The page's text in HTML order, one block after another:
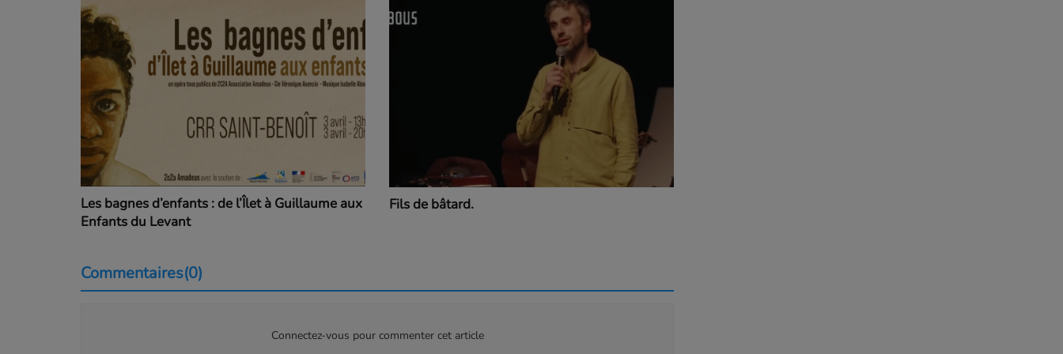
Les bagnes d’enfants : de l’Îlet à Guillaume aux
Enfants du Levant
Fils de bâtard.
Commentaires(0)
Connectez-vous pour commenter cet article